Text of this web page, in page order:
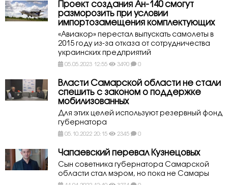
Проект создания Ан-140 смогут
разморозить при условии
импортозамещения комплектующих
«Авиакор» перестал выпускать самолеты в
2015 году из-за отказа от сотрудничества
украинских предприятий
05.05.2023 12:55 3490 0
Власти Самарской области не стали
спешить с законом о поддержке
мобилизованных
Для этих целей используют резервный фонд
губернатора
05.10.2022 20:15 2345 0
Чапаевский перевал Кузнецовых
Сын советника губернатора Самарской
области стал мэром, но пока не Самары